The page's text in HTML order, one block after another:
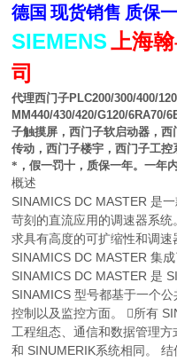
德国 现货销售 质保
SIEMENS 上海
司
代理西门子PLC200/300/400/
MM440/430/420/G120/6RA70/
子触摸屏，西门子软启动器，
传动，西门子楼宇，西门子工
*，假一罚十，质保一年。一年
概述
SINAMICS DC MASTER 是
苛刻的直流应用的调速器系
求具有高度的可扩缩性和调
SINAMICS DC MASTER 集成
SINAMICS DC MASTER 是
SINAMICS 型号都基于一个
控制以及监控方面。 所有
工程组态、通信和数据管理
和 SINUMERIK系统相同。